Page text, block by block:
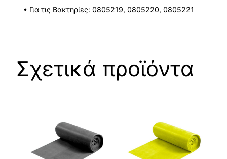
• Για τις Bακτηρίες: 0805219, 0805220, 0805221
Σχετικά προϊόντα